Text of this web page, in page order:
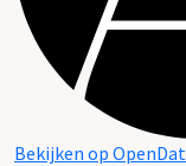
Bekijken op